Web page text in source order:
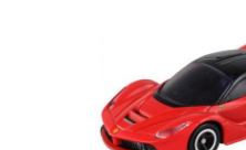
フリーワードで絞り込む